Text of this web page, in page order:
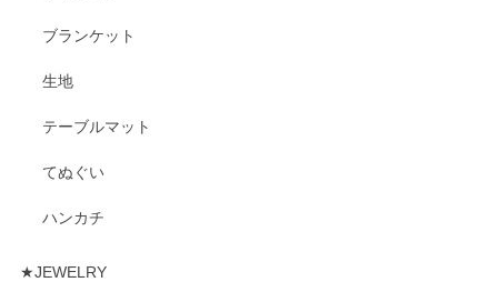
ブランケット
生地
テーブルマット
てぬぐい
ハンカチ
★JEWELRY